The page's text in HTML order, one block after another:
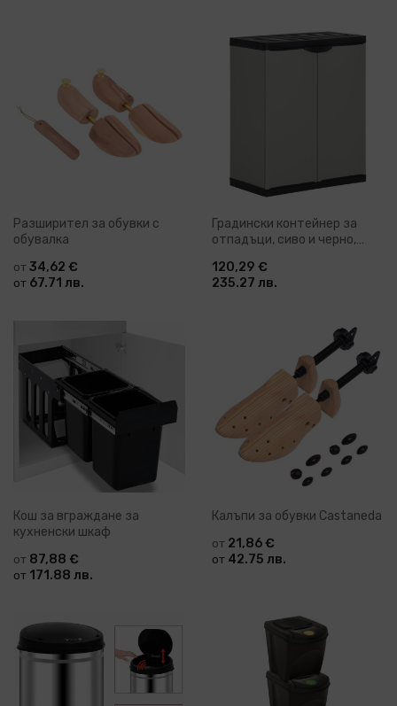
Разширител за обувки с
обувалка
от 34,62 €
от 67.71 лв.
Градински контейнер за
отпадъци, сиво и черно,
120,29 €
235.27 лв.
Кош за вграждане за
кухненски шкаф
от 87,88 €
от 171.88 лв.
Калъпи за обувки Castaneda
от 21,86 €
от 42.75 лв.